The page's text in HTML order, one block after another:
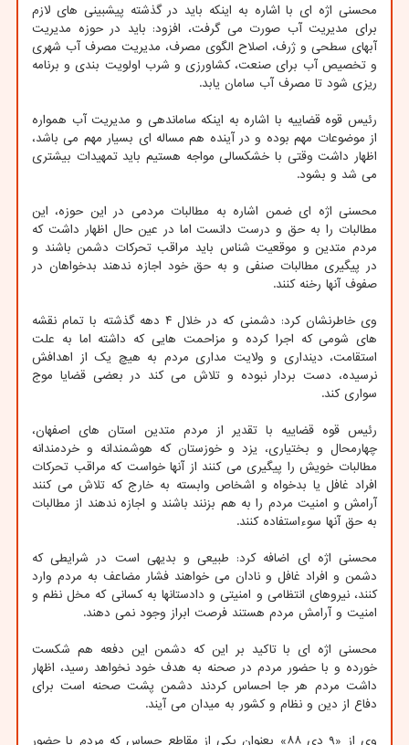
محسنی اژه ای با اشاره به اینکه باید در گذشته پیشبینی های لازم
برای مدیریت آب صورت می گرفت، افزود: باید در حوزه مدیریت
آبهای سطحی و ژرف، اصلاح الگوی مصرف، مدیریت مصرف آب شهری
و تخصیص آب برای صنعت، کشاورزی و شرب اولویت بندی و برنامه
ریزی شود تا مصرف آب سامان یابد.
رئیس قوه قضاییه با اشاره به اینکه ساماندهی و مدیریت آب همواره
از موضوعات مهم بوده و در آینده هم مساله ای بسیار مهم می باشد،
اظهار داشت وقتی با خشکسالی مواجه هستیم باید تمهیدات بیشتری
می شد و بشود.
محسنی اژه ای ضمن اشاره به مطالبات مردمی در این حوزه، این
مطالبات را به حق و درست دانست اما در عین حال اظهار داشت که
مردم متدین و موقعیت شناس باید مراقب تحرکات دشمن باشند و
در پیگیری مطالبات صنفی و به حق خود اجازه ندهند بدخواهان در
صفوف آنها رخنه کنند.
وی خاطرنشان کرد: دشمنی که در خلال ۴ دهه گذشته با تمام نقشه
های شومی که اجرا کرده و مزاحمت هایی که داشته اما به علت
استقامت، دینداری و ولایت مداری مردم به هیچ یک از اهدافش
نرسیده، دست بردار نبوده و تلاش می کند در بعضی قضایا موج
سواری کند.
رئیس قوه قضاییه با تقدیر از مردم متدین استان های اصفهان،
چهارمحال و بختیاری، یزد و خوزستان که هوشمندانه و خردمندانه
مطالبات خویش را پیگیری می کنند از آنها خواست که مراقب تحرکات
افراد غافل یا بدخواه و اشخاص وابسته به خارج که تلاش می کنند
آرامش و امنیت مردم را به هم بزنند باشند و اجازه ندهند از مطالبات
به حق آنها سوءاستفاده کنند.
محسنی اژه ای اضافه کرد: طبیعی و بدیهی است در شرایطی که
دشمن و افراد غافل و نادان می خواهند فشار مضاعف به مردم وارد
کنند، نیروهای انتظامی و امنیتی و دادستانها به کسانی که مخل نظم و
امنیت و آرامش مردم هستند فرصت ابراز وجود نمی دهند.
محسنی اژه ای با تاکید بر این که دشمن این دفعه هم شکست
خورده و با حضور مردم در صحنه به هدف خود نخواهد رسید، اظهار
داشت مردم هر جا احساس کردند دشمن پشت صحنه است برای
دفاع از دین و نظام و کشور به میدان می آیند.
وی از «۹ دی ۸۸» بعنوان یکی از مقاطع حساس که مردم با حضور